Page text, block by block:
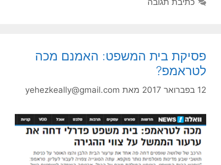
כתיבת תגובה
פסיקת בית המשפט: האמנם מכה
לטראמפ?
12 בפברואר 2017 מאת yehezkeally@gmail.com